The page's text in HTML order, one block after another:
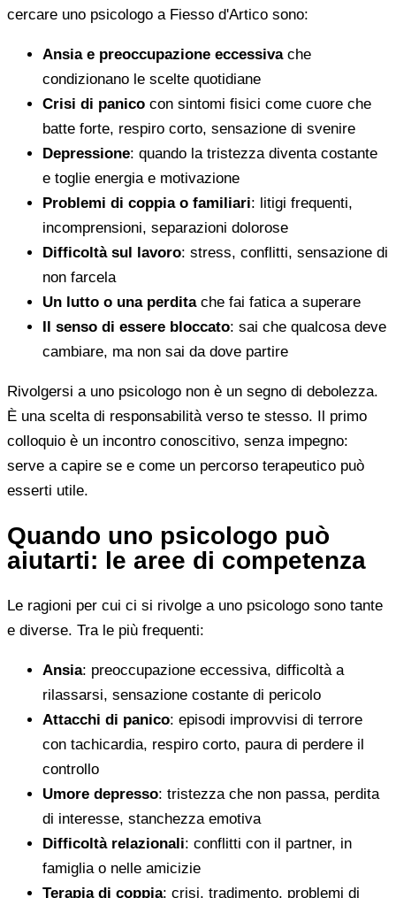
cercare uno psicologo a Fiesso d'Artico sono:
Ansia e preoccupazione eccessivache
condizionano le scelte quotidiane
Crisi di panico con sintomi fisici come cuore che
batte forte, respiro corto, sensazione di svenire
Depressione: quando la tristezza diventa costante
e toglie energia e motivazione
Problemi di coppia o familiari: litigi frequenti,
incomprensioni, separazioni dolorose
Difficoltà sul lavoro: stress, conflitti, sensazione di
non farcela
Un lutto o una perditache fai fatica a superare
Il senso di essere bloccato: sai che qualcosa deve
cambiare, ma non sai da dove partire
Rivolgersi a uno psicologo non è un segno di debolezza.
È una scelta di responsabilità verso te stesso. Il primo
colloquio è un incontro conoscitivo, senza impegno:
serve a capire se e come un percorso terapeutico può
esserti utile.
Quando uno psicologo può
aiutarti: le aree di competenza
Le ragioni per cui ci si rivolge a uno psicologo sono tante
e diverse. Tra le più frequenti:
Ansia: preoccupazione eccessiva, difficoltà a
rilassarsi, sensazione costante di pericolo
Attacchi di panico: episodi improvvisi di terrore
con tachicardia, respiro corto, paura di perdere il
controllo
Umore depresso: tristezza che non passa, perdita
di interesse, stanchezza emotiva
Difficoltà relazionali: conflitti con il partner, in
famiglia o nelle amicizie
Terapia di coppia: crisi, tradimento, problemi di